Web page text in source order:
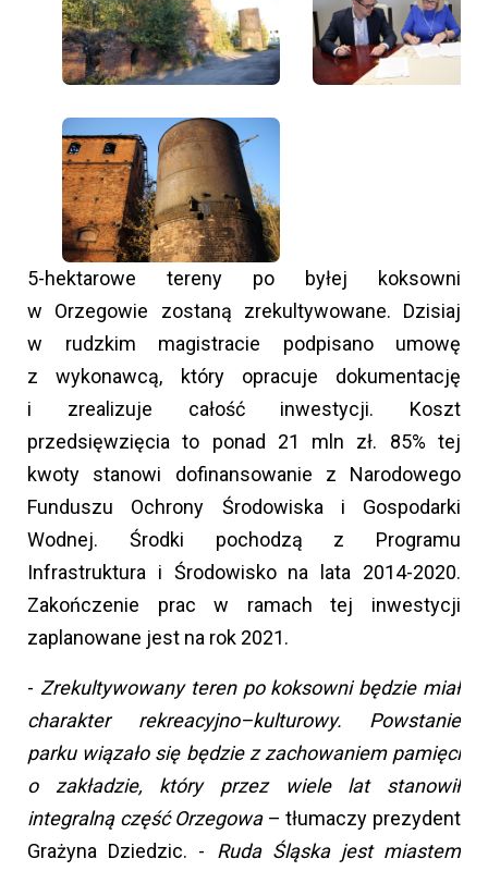
5-hektarowe tereny po byłej koksowni
w Orzegowie zostaną zrekultywowane. Dzisiaj
w rudzkim magistracie podpisano umowę
z wykonawcą, który opracuje dokumentację
i zrealizuje całość inwestycji. Koszt
przedsięwzięcia to ponad 21 mln zł. 85% tej
kwoty stanowi dofinansowanie z Narodowego
Funduszu Ochrony Środowiska i Gospodarki
Wodnej. Środki pochodzą z Programu
Infrastruktura i Środowisko na lata 2014-2020.
Zakończenie prac w ramach tej inwestycji
zaplanowane jest na rok 2021.
- Zrekultywowany teren po koksowni będzie miał
charakter rekreacyjno–kulturowy. Powstanie
parku wiązało się będzie z zachowaniem pamięci
o zakładzie, który przez wiele lat stanowił
integralną część Orzegowa – tłumaczy prezydent
Grażyna Dziedzic. - Ruda Śląska jest miastem